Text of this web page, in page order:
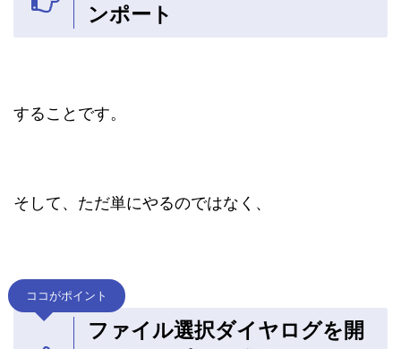
ンポート
することです。
そして、ただ単にやるのではなく、
ココがポイント
ファイル選択ダイヤログを開